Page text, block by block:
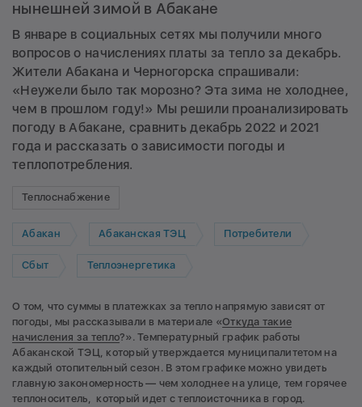
нынешней зимой в Абакане
В январе в социальных сетях мы получили много
вопросов о начислениях платы за тепло за декабрь.
Жители Абакана и Черногорска спрашивали:
«Неужели было так морозно? Эта зима не холоднее,
чем в прошлом году!» Мы решили проанализировать
погоду в Абакане, сравнить декабрь 2022 и 2021
года и рассказать о зависимости погоды и
теплопотребления.
Теплоснабжение
Абакан Абаканская ТЭЦ Потребители
Сбыт Теплоэнергетика
О том, что суммы в платежках за тепло напрямую зависят от
погоды, мы рассказывали в материале «Откуда такие
начисления за тепло?». Температурный график работы
Абаканской ТЭЦ, который утверждается муниципалитетом на
каждый отопительный сезон. В этом графике можно увидеть
главную закономерность — чем холоднее на улице, тем горячее
теплоноситель, который идет с теплоисточника в город.